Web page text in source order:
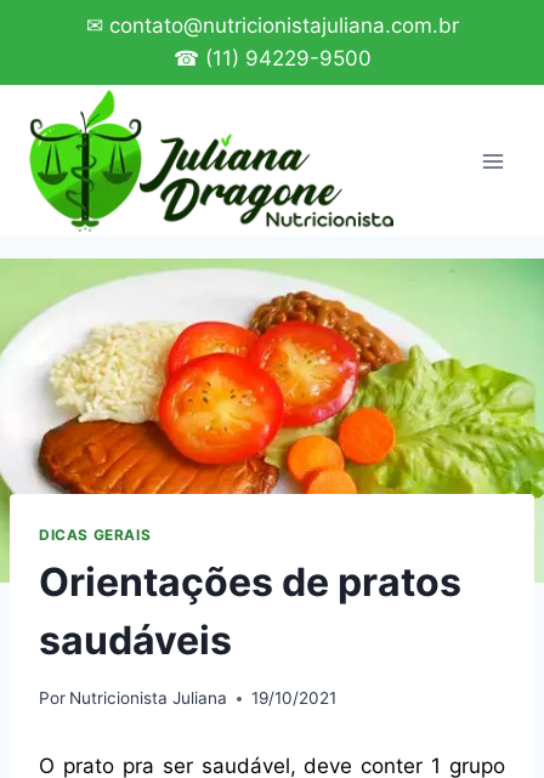
o
Conteúdo
✉ contato@nutricionistajuliana.com.br
☎ (11) 94229-9500
DICAS GERAIS
Orientações de pratos
saudáveis
Por Nutricionista Juliana 19/10/2021
O prato pra ser saudável, deve conter 1 grupo